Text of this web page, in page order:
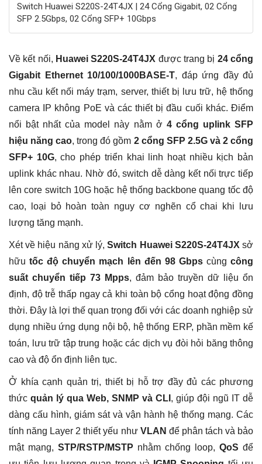
Switch Huawei S220S-24T4JX | 24 Cổng Gigabit, 02 Cổng
SFP 2.5Gbps, 02 Cổng SFP+ 10Gbps
Về kết nối, Huawei S220S-24T4JX được trang bị 24 cổng
Gigabit Ethernet 10/100/1000BASE-T, đáp ứng đầy đủ
nhu cầu kết nối máy trạm, server, thiết bị lưu trữ, hệ thống
camera IP không PoE và các thiết bị đầu cuối khác. Điểm
nổi bật nhất của model này nằm ở 4 cổng uplink SFP
hiệu năng cao, trong đó gồm 2 cổng SFP 2.5G và 2 cổng
SFP+ 10G, cho phép triển khai linh hoạt nhiều kịch bản
uplink khác nhau. Nhờ đó, switch dễ dàng kết nối trực tiếp
lên core switch 10G hoặc hệ thống backbone quang tốc độ
cao, loại bỏ hoàn toàn nguy cơ nghẽn cổ chai khi lưu
lượng tăng mạnh.
Xét về hiệu năng xử lý,Switch Huawei S220S-24T4JX sở
hữutốc độ chuyển mạch lên đến 98 Gbpscùngcông
suất chuyển tiếp 73 Mpps, đảm bảo truyền dữ liệu ổn
định, độ trễ thấp ngay cả khi toàn bộ cổng hoạt động đồng
thời. Đây là lợi thế quan trọng đối với các doanh nghiệp sử
dụng nhiều ứng dụng nội bộ, hệ thống ERP, phần mềm kế
toán, lưu trữ tập trung hoặc các dịch vụ đòi hỏi băng thông
cao và độ ổn định liên tục.
Ở khía cạnh quản trị, thiết bị hỗ trợ đầy đủ các phương
thức quản lý qua Web, SNMP và CLI , giúp đội ngũ IT dễ
dàng cấu hình, giám sát và vận hành hệ thống mạng. Các
tính năng Layer 2 thiết yếu như VLAN để phân tách và bảo
mật mạng, STP/RSTP/MSTP nhằm chống loop, QoS để